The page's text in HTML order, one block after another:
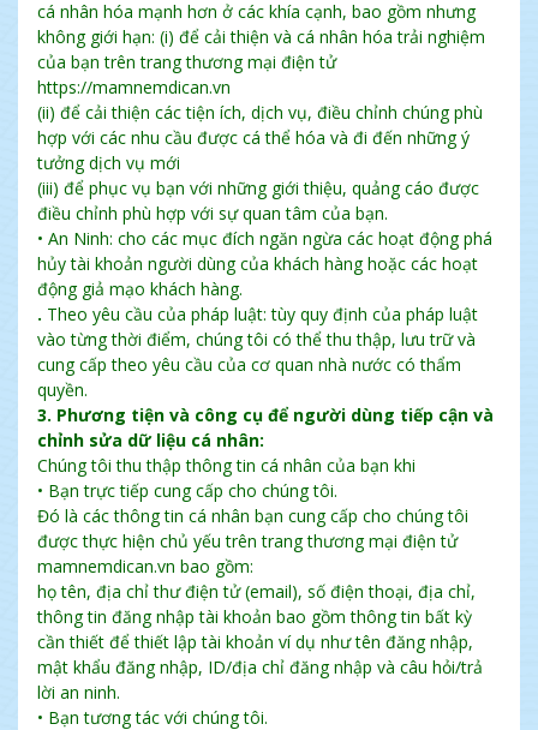
cá nhân hóa mạnh hơn ở các khía cạnh, bao gồm nhưng
không giới hạn: (i) để cải thiện và cá nhân hóa trải nghiệm
của bạn trên trang thương mại điện tử
https://mamnemdican.vn
(ii) để cải thiện các tiện ích, dịch vụ, điều chỉnh chúng phù
hợp với các nhu cầu được cá thể hóa và đi đến những ý
tưởng dịch vụ mới
(iii) để phục vụ bạn với những giới thiệu, quảng cáo được
điều chỉnh phù hợp với sự quan tâm của bạn.
• An Ninh: cho các mục đích ngăn ngừa các hoạt động phá
hủy tài khoản người dùng của khách hàng hoặc các hoạt
động giả mạo khách hàng.
. Theo yêu cầu của pháp luật: tùy quy định của pháp luật
vào từng thời điểm, chúng tôi có thể thu thập, lưu trữ và
cung cấp theo yêu cầu của cơ quan nhà nước có thẩm
quyền.
3. Phương tiện và công cụ để người dùng tiếp cận và
chỉnh sửa dữ liệu cá nhân:
Chúng tôi thu thập thông tin cá nhân của bạn khi
• Bạn trực tiếp cung cấp cho chúng tôi.
Đó là các thông tin cá nhân bạn cung cấp cho chúng tôi
được thực hiện chủ yếu trên trang thương mại điện tử
mamnemdican.vn bao gồm:
họ tên, địa chỉ thư điện tử (email), số điện thoại, địa chỉ,
thông tin đăng nhập tài khoản bao gồm thông tin bất kỳ
cần thiết để thiết lập tài khoản ví dụ như tên đăng nhập,
mật khẩu đăng nhập, ID/địa chỉ đăng nhập và câu hỏi/trả
lời an ninh.
• Bạn tương tác với chúng tôi.